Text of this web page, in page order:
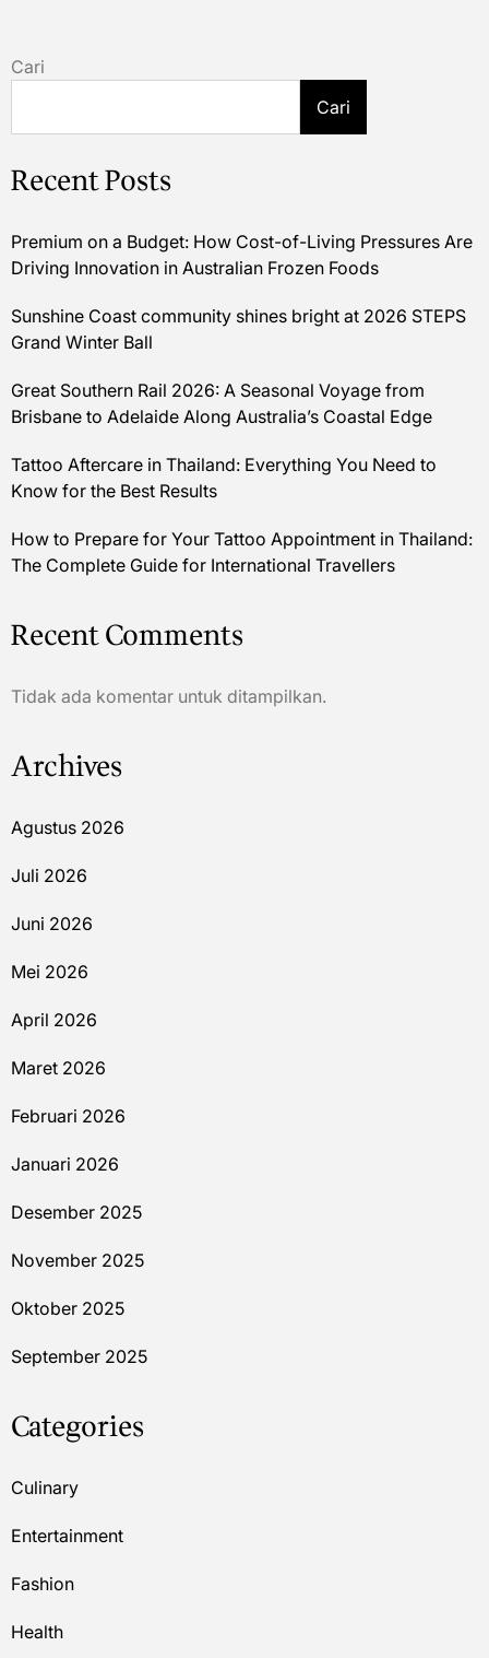
Cari
Cari
Recent Posts
Premium on a Budget: How Cost-of-Living Pressures Are
Driving Innovation in Australian Frozen Foods
Sunshine Coast community shines bright at 2026 STEPS
Grand Winter Ball
Great Southern Rail 2026: A Seasonal Voyage from
Brisbane to Adelaide Along Australia’s Coastal Edge
Tattoo Aftercare in Thailand: Everything You Need to
Know for the Best Results
How to Prepare for Your Tattoo Appointment in Thailand:
The Complete Guide for International Travellers
Recent Comments
Tidak ada komentar untuk ditampilkan.
Archives
Agustus 2026
Juli 2026
Juni 2026
Mei 2026
April 2026
Maret 2026
Februari 2026
Januari 2026
Desember 2025
November 2025
Oktober 2025
September 2025
Categories
Culinary
Entertainment
Fashion
Health